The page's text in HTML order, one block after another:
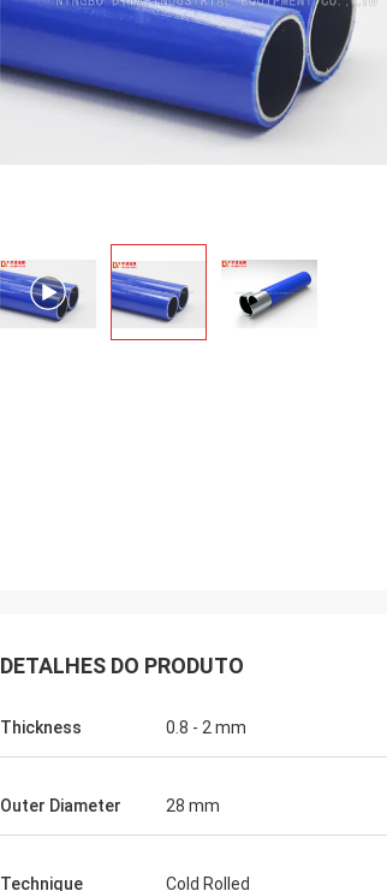
DETALHES DO PRODUTO
Thickness 0.8 - 2 mm
Outer Diameter 28 mm
Technique Cold Rolled